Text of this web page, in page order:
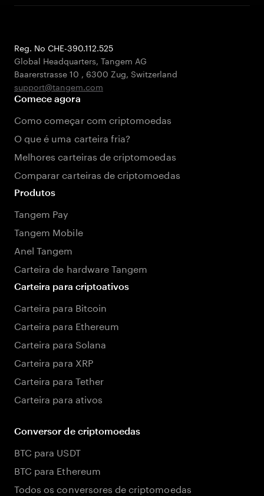
Reg. No CHE-390.112.525
Global Headquarters, Tangem AG
Baarerstrasse 10 , 6300 Zug, Switzerland
support@tangem.com
Comece agora
Como começar com criptomoedas
O que é uma carteira fria?
Melhores carteiras de criptomoedas
Comparar carteiras de criptomoedas
Produtos
Tangem Pay
Tangem Mobile
Anel Tangem
Carteira de hardware Tangem
Carteira para criptoativos
Carteira para Bitcoin
Carteira para Ethereum
Carteira para Solana
Carteira para XRP
Carteira para Tether
Carteira para ativos
Conversor de criptomoedas
BTC para USDT
BTC para Ethereum
Todos os conversores de criptomoedas